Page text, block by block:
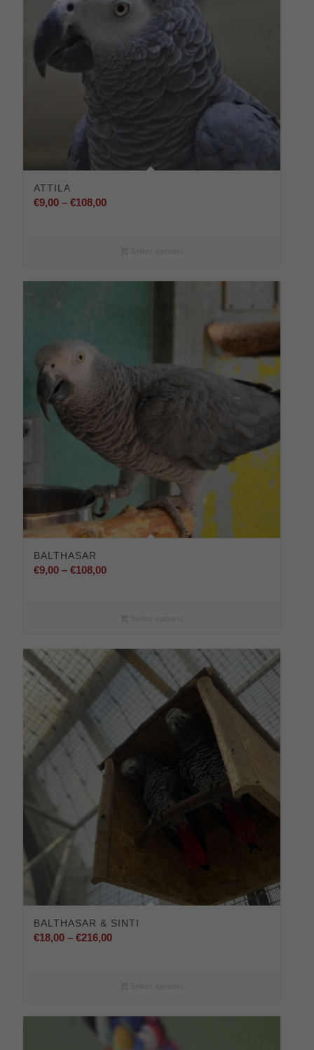
ATTILA
€9,00 –€108,00Preisspanne:
BALTHASAR
€9,00 –€108,00Preisspanne:
BALTHASAR & SINTI
€18,00 –€216,00Preisspanne: